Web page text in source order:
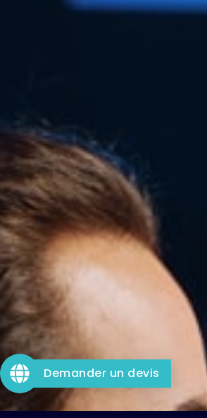
Demander un devis